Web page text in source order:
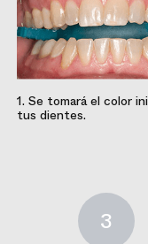
1. Se tomará el color
tus dientes.
3